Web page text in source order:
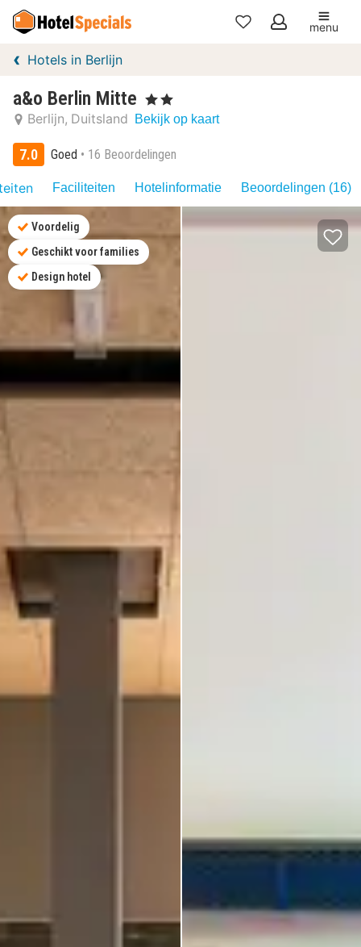
Mijn
menu
Hotels in Berlijn
a&o Berlin Mitte , 2 Sterren
Berlijn Duitsland Bekijk op kaart
7.0 Goed 16 Beoordelingen
Faciliteiten Hotelinformatie Beoordelingen (16)
Voordelig
Geschikt voor families
Design hotel